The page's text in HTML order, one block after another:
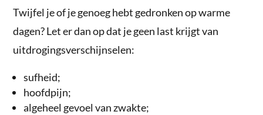
Twijfel je of je genoeg hebt gedronken op warme
dagen? Let er dan op dat je geen last krijgt van
uitdrogingsverschijnselen:
sufheid;
hoofdpijn;
algeheel gevoel van zwakte;